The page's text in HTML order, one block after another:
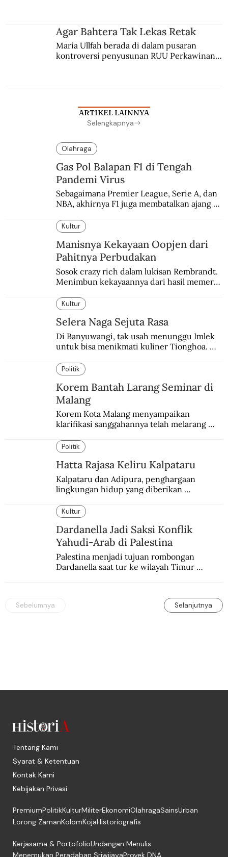
Agar Bahtera Tak Lekas Retak
Maria Ullfah berada di dalam pusaran
kontroversi penyusunan RUU Perkawinan.
ARTIKEL LAINNYA
Selengkapnya
Olahraga
Gas Pol Balapan F1 di Tengah
Pandemi Virus
Sebagaimana Premier League, Serie A, dan
NBA, akhirnya F1 juga membatalkan ajang
enam dekade lampau.
Kultur
Manisnya Kekayaan Oopjen dari
Pahitnya Perbudakan
Sosok crazy rich dalam lukisan Rembrandt.
Menimbun kekayaannya dari hasil memeras
Kultur
Selera Naga Sejuta Rasa
Di Banyuwangi, tak usah menunggu Imlek
untuk bisa menikmati kuliner Tionghoa.
pekan.
Politik
Korem Bantah Larang Seminar di
Malang
Korem Kota Malang menyampaikan
klarifikasi sanggahannya telah melarang
Malang.
Politik
Hatta Rajasa Keliru Kalpataru
Kalpataru dan Adipura, penghargaan
lingkungan hidup yang diberikan
yang berbeda.
Kultur
Dardanella Jadi Saksi Konflik
Yahudi-Arab di Palestina
Palestina menjadi tujuan rombongan
Dardanella saat tur ke wilayah Timur
Sebelumnya Selanjutnya
Tentang Kami
Syarat & Ketentuan
Kontak Kami
Kebijakan Privasi
PremiumPolitikKulturMiliterEkonomiOlahragaSainsUrban
Lorong ZamanKolomKojaHistoriografis
Kerjasama & PortofolioUndangan Menulis
Menemukan Peradaban SriwijayaProyek DNA